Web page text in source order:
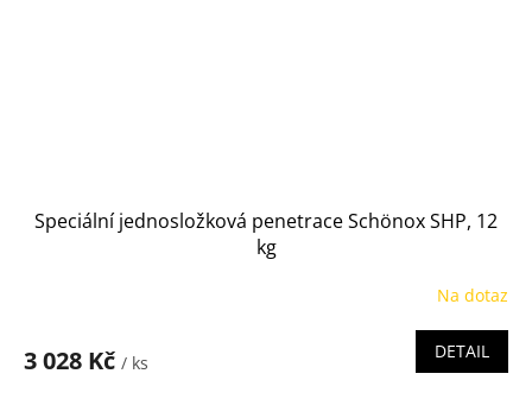
Speciální jednosložková penetrace Schönox SHP, 12
kg
Na dotaz
3 028 Kč / ks
DETAIL